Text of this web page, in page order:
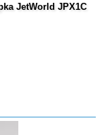
JetWorld JPX1C